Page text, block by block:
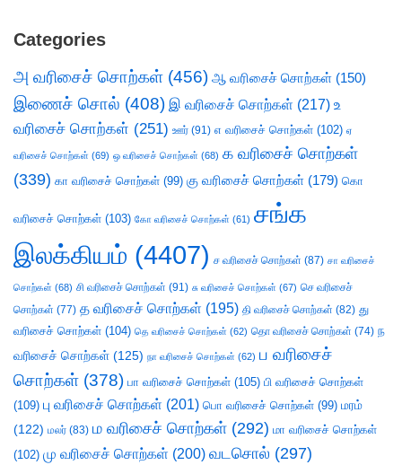
Categories
அ வரிசைச் சொற்கள் (456) ஆ வரிசைச் சொற்கள் (150)
இணைச் சொல் (408) இ வரிசைச் சொற்கள் (217) உ
வரிசைச் சொற்கள் (251) ஊர் (91) எ வரிசைச் சொற்கள் (102) ஏ
வரிசைச் சொற்கள் (69) ஒ வரிசைச் சொற்கள் (68) க வரிசைச் சொற்கள்
(339) கா வரிசைச் சொற்கள் (99) கு வரிசைச் சொற்கள் (179) கொ
வரிசைச் சொற்கள் (103) கோ வரிசைச் சொற்கள் (61) சங்க
இலக்கியம் (4407) ச வரிசைச் சொற்கள் (87) சா வரிசைச்
சொற்கள் (68) சி வரிசைச் சொற்கள் (91) சு வரிசைச் சொற்கள் (67) செ வரிசைச்
சொற்கள் (77) த வரிசைச் சொற்கள் (195) தி வரிசைச் சொற்கள் (82) து
வரிசைச் சொற்கள் (104) தெ வரிசைச் சொற்கள் (62) தொ வரிசைச் சொற்கள் (74) ந
வரிசைச் சொற்கள் (125) நா வரிசைச் சொற்கள் (62) ப வரிசைச்
சொற்கள் (378) பா வரிசைச் சொற்கள் (105) பி வரிசைச் சொற்கள்
(109) பு வரிசைச் சொற்கள் (201) பொ வரிசைச் சொற்கள் (99) மரம்
(122) மலர் (83) ம வரிசைச் சொற்கள் (292) மா வரிசைச் சொற்கள்
(102) மு வரிசைச் சொற்கள் (200) வடசொல் (297)